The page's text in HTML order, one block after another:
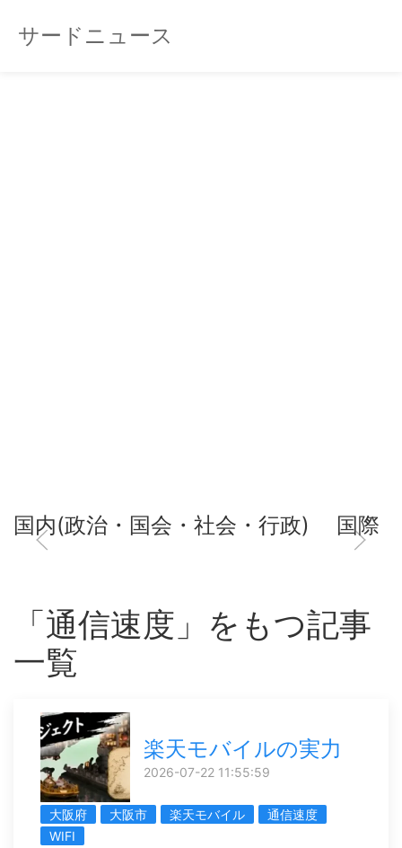
サードニュース
国内(政治・国会・社会・行政) 国際
「通信速度」をもつ記事
一覧
楽天モバイルの実力
2026-07-22 11:55:59
大阪府 大阪市 楽天モバイル
通信速度
WIFI